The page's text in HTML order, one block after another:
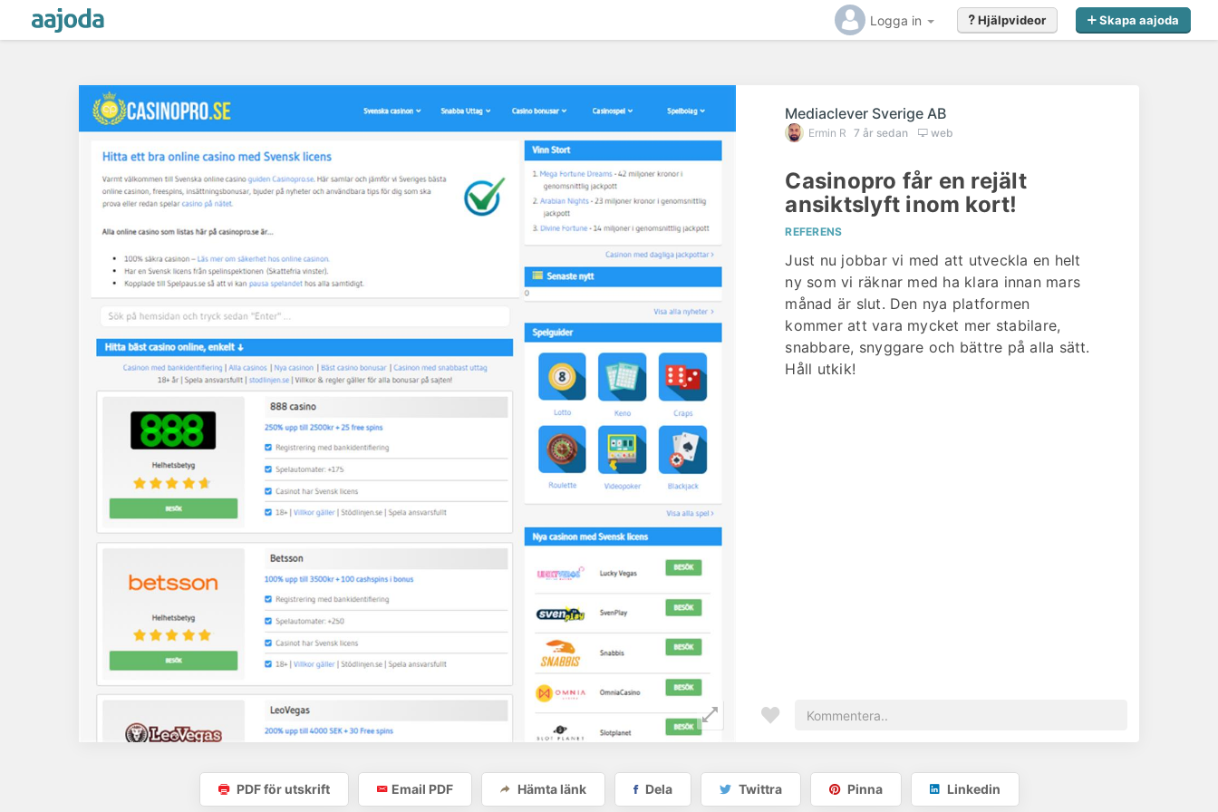
Logga in Skapa aajoda
Hjälpvideor
Mediaclever Sverige AB
Ermin R 7 år sedan web
Casinopro får en rejält
ansiktslyft inom kort!
REFERENS
Just nu jobbar vi med att utveckla en helt
ny som vi räknar med ha klara innan mars
månad är slut. Den nya platformen
kommer att vara mycket mer stabilare,
snabbare, snyggare och bättre på alla sätt.
Håll utkik!
PDF för utskrift Email PDF Hämta länk Dela Twittra Pinna Linkedin